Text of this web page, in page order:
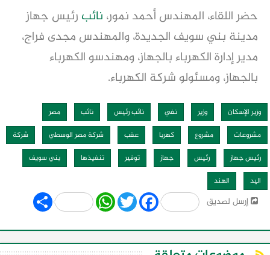
حضر اللقاء، المهندس أحمد نمور، نائب رئيس جهاز
مدينة بني سويف الجديدة، والمهندس مجدى فراج،
مدير إدارة الكهرباء بالجهاز، ومهندسو الكهرباء
بالجهاز، ومسئولو شركة الكهرباء.
وزير الإسكان وزير نفي نائب رئيس نائب
مصر
مشروعات
مشروع كهربا عقب شركة مصر الوسطي
شركة
رئيس جهاز
رئيس جهاز توفير تنفيذها
بني سويف
اليد
الهند
إرسل لصديق Share WhatsApp
Twitter Facebook